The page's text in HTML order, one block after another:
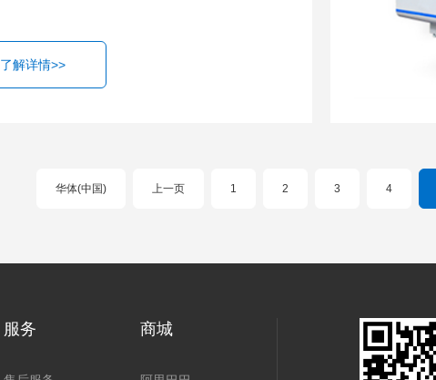
了解详情>>
华体(中国) 上一页 1 2 3 4
服务 商城